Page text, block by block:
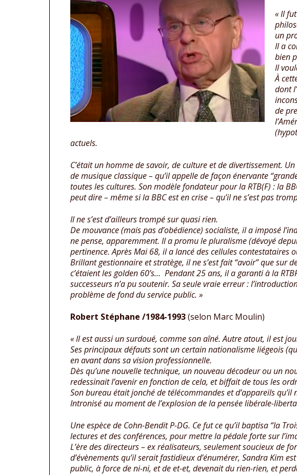
« Il
un
Il a
bien
Il
À
dont
de
actuels.
C’était un homme de savoir, de culture et de divertissement.
de musique classique – qu’il appelle de façon énervante
toutes les cultures. Son modèle fondateur pour la RTB(F) : la
peut dire – même si la BBC est en crise – qu’il ne s’est pas
Il ne s’est d’ailleurs trompé sur quasi rien.
De mouvance (mais pas d’obédience) socialiste, il a imposé
ne pense, apparemment. Il a promu le pluralisme (dévoyé
pertinence. Après Mai 68, il a lancé des cellules contestataires
Brillant gestionnaire et stratège, il ne s’est fait “avoir” que sur
c’étaient les golden 60’s… Pendant 25 ans, il a garanti à la
successeurs n’a pu soutenir. Sa seule vraie erreur :
problème de fond du service public. »
Robert Stéphane /1984-1993(selon Marc Moulin)
« Il est aussi un surdoué, comme son aîné. Autre atout, il est
Ses principaux défauts sont un certain nationalisme liégeois
en avant dans sa vision professionnelle.
Dès qu’une nouvelle technique, un nouveau décodeur ou un
redessinait l’avenir en fonction de cela, et biffait de tous les
Son bureau était jonché de télécommandes et d’appareils
Intronisé au moment de l’explosion de la pensée libérale-
Une espèce de Cohn-Bendit P-DG. Ce fut ce qu’il baptisa “la
lectures et des conférences, pour mettre la pédale forte sur
L’ère des directeurs – ex réalisateurs, seulement soucieux de
d’évènements qu’il serait fastidieux d’énumérer, Sandra Kim
public, à force de ni-ni, et de et-et, devenait du rien-rien, et